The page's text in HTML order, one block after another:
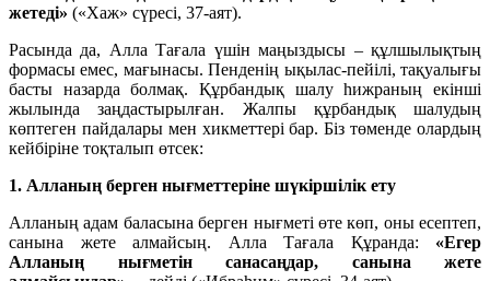
жетеді» («Хаж» сүресі, 37-аят).
Расында да, Алла Тағала үшін маңыздысы – құлшылықтың
формасы емес, мағынасы. Пенденің ықылас-пейілі, тақуалығы
басты назарда болмақ. Құрбандық шалу һижраның екінші
жылында заңдастырылған. Жалпы құрбандық шалудың
көптеген пайдалары мен хикметтері бар. Біз төменде олардың
кейбіріне тоқталып өтсек:
1. Алланың берген нығметтеріне шүкіршілік ету
Алланың адам баласына берген нығметі өте көп, оны есептеп,
санына жете алмайсың. Алла Тағала Құранда: «Егер
Алланың нығметін санасаңдар, санына жете